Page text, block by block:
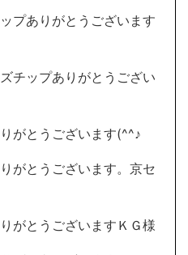
プありがとうございます
チップありがとうござい
がとうございます(^^♪
がとうございます。京セ
がとうございますＫＧ様